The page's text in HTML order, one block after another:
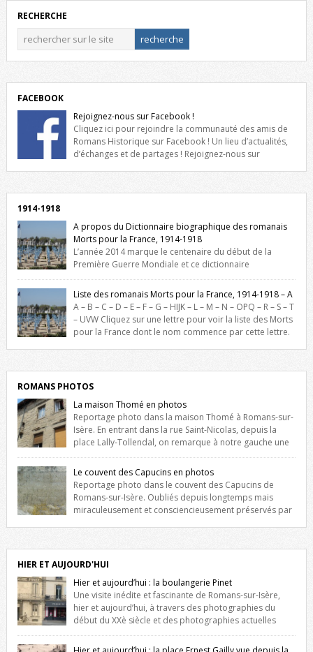
RECHERCHE
FACEBOOK
Rejoignez-nous sur Facebook !
Cliquez ici pour rejoindre la communauté des amis de
Romans Historique sur Facebook ! Un lieu d’actualités,
d’échanges et de partages ! Rejoignez-nous sur
1914-1918
A propos du Dictionnaire biographique des romanais
Morts pour la France, 1914-1918
L’année 2014 marque le centenaire du début de la
Première Guerre Mondiale et ce dictionnaire
biographique veut rendre hommage aux romanais Morts pour la
France durant ce conflit. La base de cette recherche historique est
constituée des noms gravés sur les plaques commémoratives de
l’Hôtel de Ville, du lycée du Dauphiné et du lycée Triboulet, […]
Liste des romanais Morts pour la France, 1914-1918 – A
A – B – C – D – E – F – G – HIJK – L – M – N – OPQ – R – S – T
– UVW Cliquez sur une lettre pour voir la liste des Morts
pour la France dont le nom commence par cette lettre.
ROMANS PHOTOS
La maison Thomé en photos
Reportage photo dans la maison Thomé à Romans-sur-
Isère. En entrant dans la rue Saint-Nicolas, depuis la
place Lally-Tollendal, on remarque à notre gauche une
maison construite au XVIè siècle. Les deux façades sont ornées de
fenêtres jumelles à meneaux. Entre ces deux étages, on peut voir une
niche qui contient une statue de la Vierge. […]
Le couvent des Capucins en photos
Reportage photo dans le couvent des Capucins de
Romans-sur-Isère. Oubliés depuis longtemps mais
miraculeusement et consciencieusement préservés par
l’histoire de la redécouverte de vestiges du couvent des Capucins !
Petit retour sur l’histoire […]
HIER ET AUJOURD'HUI
Hier et aujourd’hui : la boulangerie Pinet
Une visite inédite et fascinante de Romans-sur-Isère,
hier et aujourd’hui, à travers des photographies du
début du XXè siècle et des photographies actuelles
prises exactement dans le même cadre ! A l’angle de la place Jean
Jaurès et de l’avenue Victor Hugo (à côté d’Intermarché), à Romans. La